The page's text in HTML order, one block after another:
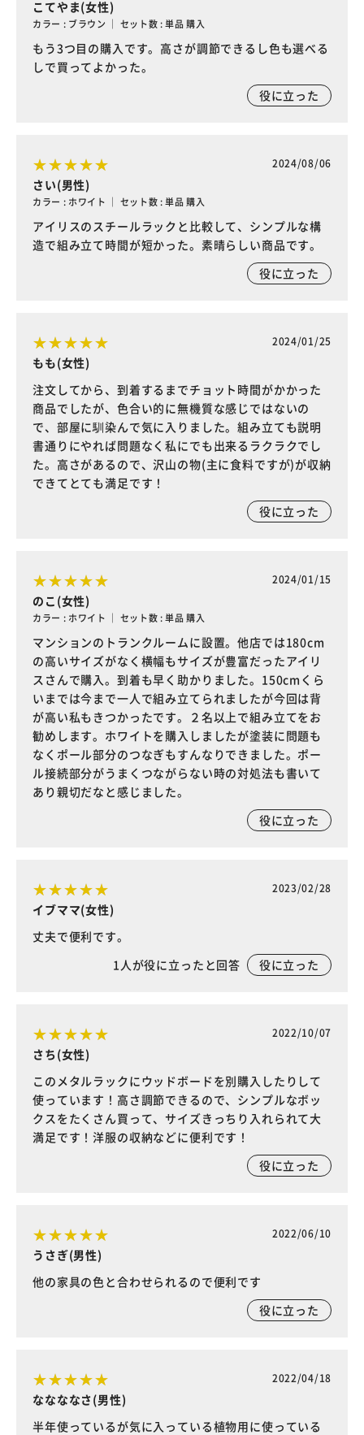
こてやま(女性)
カラー : ブラウン ｜ セット数 : 単品 購入
もう3つ目の購入です。高さが調節できるし色も選べる
しで買ってよかった。
役に立った
2024/08/06
さい(男性)
カラー : ホワイト ｜ セット数 : 単品 購入
アイリスのスチールラックと比較して、シンプルな構
造で組み立て時間が短かった。素晴らしい商品です。
役に立った
2024/01/25
もも(女性)
注文してから、到着するまでチョット時間がかかった
商品でしたが、色合い的に無機質な感じではないの
で、部屋に馴染んで気に入りました。組み立ても説明
書通りにやれば問題なく私にでも出来るラクラクでし
た。高さがあるので、沢山の物(主に食料ですが)が収納
できてとても満足です！
役に立った
2024/01/15
のこ(女性)
カラー : ホワイト ｜ セット数 : 単品 購入
マンションのトランクルームに設置。他店では180cm
の高いサイズがなく横幅もサイズが豊富だったアイリ
スさんで購入。到着も早く助かりました。150cmくら
いまでは今まで一人で組み立てられましたが今回は背
が高い私もきつかったです。２名以上で組み立てをお
勧めします。ホワイトを購入しましたが塗装に問題も
なくポール部分のつなぎもすんなりできました。ポー
ル接続部分がうまくつながらない時の対処法も書いて
あり親切だなと感じました。
役に立った
2023/02/28
イブママ(女性)
丈夫で便利です。
1人が役に立ったと回答 役に立った
2022/10/07
さち(女性)
このメタルラックにウッドボードを別購入したりして
使っています！高さ調節できるので、シンプルなボッ
クスをたくさん買って、サイズきっちり入れられて大
満足です！洋服の収納などに便利です！
役に立った
2022/06/10
うさぎ(男性)
他の家具の色と合わせられるので便利です
役に立った
2022/04/18
ななななさ(男性)
半年使っているが気に入っている植物用に使っている